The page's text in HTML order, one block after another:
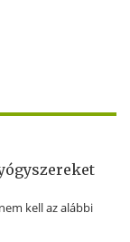
kell az alábbi